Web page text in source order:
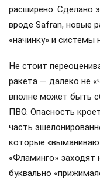
расширено. Сделано
вроде Safran, новые
«начинку» и системы
Не стоит
ракета — далеко не
вполне может быть
ПВО. Опасность
часть
которые
«Фламинго» заходят
буквально